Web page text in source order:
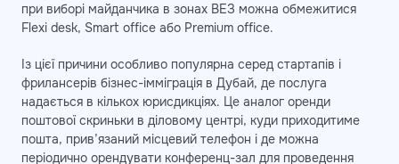
при виборі майданчика в зонах ВЕЗ можна обмежитися
Flexi desk, Smart office або Premium office.
Із цієї причини особливо популярна серед стартапів і
фрилансерів бізнес-імміграція в Дубай, де послуга
надається в кількох юрисдикціях. Це аналог оренди
поштової скриньки в діловому центрі, куди приходитиме
пошта, прив’язаний місцевий телефон і де можна
періодично орендувати конференц-зал для проведення